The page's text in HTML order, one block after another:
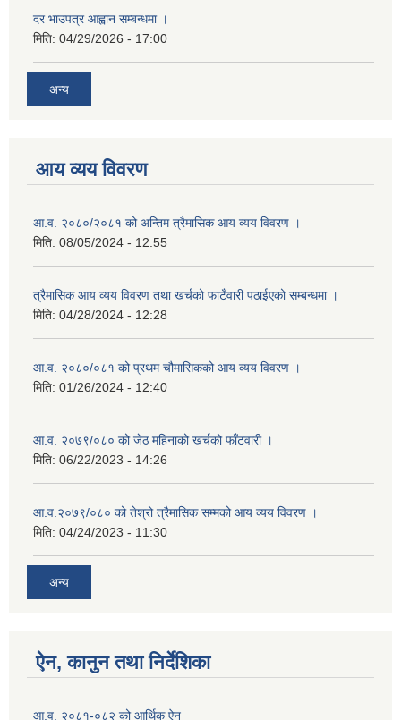
दर भाउपत्र आह्वान सम्बन्धमा ।
मिति: 04/29/2026 - 17:00
अन्य
आय व्यय विवरण
आ.व. २०८०/२०८१ को अन्तिम त्रैमासिक आय व्यय विवरण ।
मिति: 08/05/2024 - 12:55
त्रैमासिक आय व्यय विवरण तथा खर्चको फाटँवारी पठाईएको सम्बन्धमा ।
मिति: 04/28/2024 - 12:28
आ.व. २०८०/०८१ को प्रथम चौमासिकको आय व्यय विवरण ।
मिति: 01/26/2024 - 12:40
आ.व. २०७९/०८० को जेठ महिनाको खर्चको फाँटवारी ।
मिति: 06/22/2023 - 14:26
आ.व.२०७९/०८० को तेश्रो त्रैमासिक सम्मको आय व्यय विवरण ।
मिति: 04/24/2023 - 11:30
अन्य
ऐन, कानुन तथा निर्देशिका
आ.व. २०८१-०८२ को आर्थिक ऐन